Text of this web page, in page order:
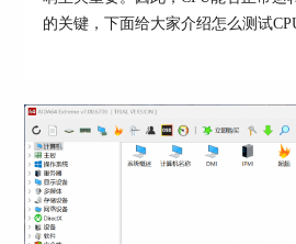
测试工具
过多种方式进行各项检测，如
读取方式、缓存读取方式等等
的关键，下面给大家介绍怎么测试